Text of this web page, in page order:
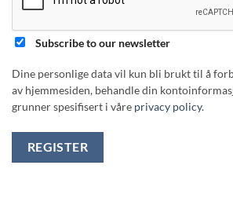
Subscribe to our newsletter
Dine personlige data vil kun bli brukt til å
av hjemmesiden, behandle din
grunner spesifisert i våre privacy policy.
REGISTER